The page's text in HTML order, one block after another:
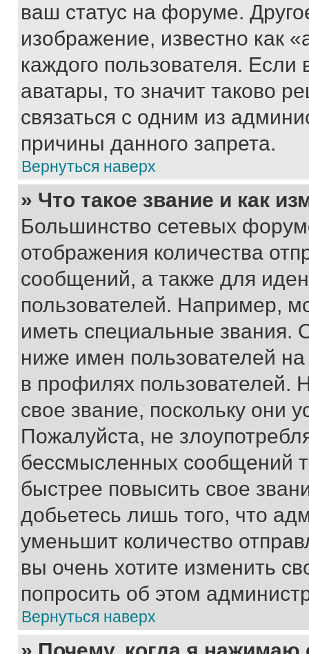
ваш статус на форуме.
изображение, известно как
каждого пользователя.
аватары, то значит таково
связаться с одним из
причины данного запрета.
Вернуться наверх
» Что такое звание и как
Большинство сетевых
отображения количества
сообщений, а также для
пользователей. Например,
иметь специальные звания.
ниже имен пользователей
в профилях
свое звание, поскольку они
Пожалуйста, не
бессмысленных сообщений
быстрее повысить свое
добьетесь лишь того, что
уменьшит количество
вы очень хотите изменить
попросить об этом
Вернуться наверх